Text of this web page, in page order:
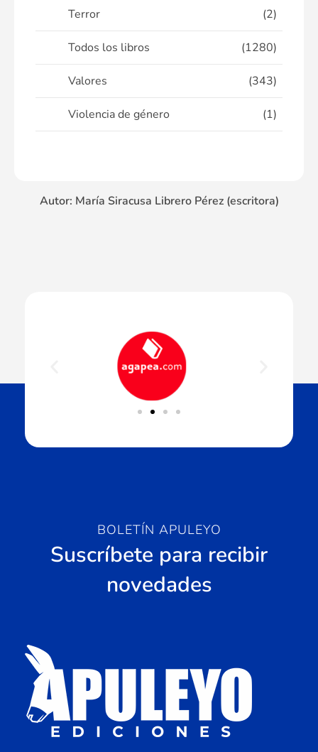
Terror (2)
Todos los libros (1280)
Valores (343)
Violencia de género (1)
Autor: María Siracusa Librero Pérez (escritora)
BOLETÍN APULEYO
Suscríbete para recibir
novedades